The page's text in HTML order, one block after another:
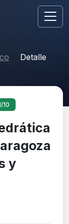
Detalle
10
y